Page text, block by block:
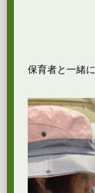
保育者と一緒